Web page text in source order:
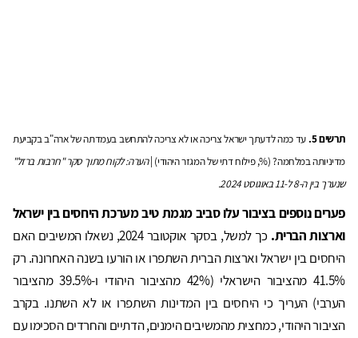
תרשים 5.
עד כמה לדעתך ישראל צריכה או לא צריכה להתחשב בעמדתה של ארה"ב בקביעת
מדיניותה במלחמה? (%, פילוח דתי של המגזר היהודי) |הערה: לקוח מתוך סקר "חרבות ברזל"
שנערך בין ה-8 ל-11 באוגוסט 2024.
פערים נוספים בציבור עלו סביב מגמת טיב מערכת היחסים בין ישראל
וארצות הברית.
כך למשל, בסקר אוקטובר 2024, נשאלו המשיבים האם
היחסים בין ישראל וארצות הברית השתפרו או הורעו בשנה האחרונה. רק
41.5% מהציבור הישראלי (42% מהציבור היהודי ו-39.5% מהציבור
הערבי) העריך כי היחסים בין המדינות השתפרו או לא השתנו. בקרב
הציבור היהודי, כמחצית מהמשיבים הימנים, הדתיים והחרדים הסכימו עם